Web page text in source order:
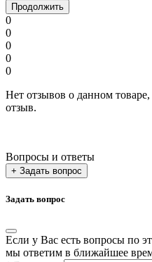
Продолжить
0
0
0
0
0
Нет отзывов о данном товаре,
отзыв.
Вопросы и ответы
+ Задать вопрос
Задать вопрос
Если у Вас есть вопросы по
мы ответим в ближайшее